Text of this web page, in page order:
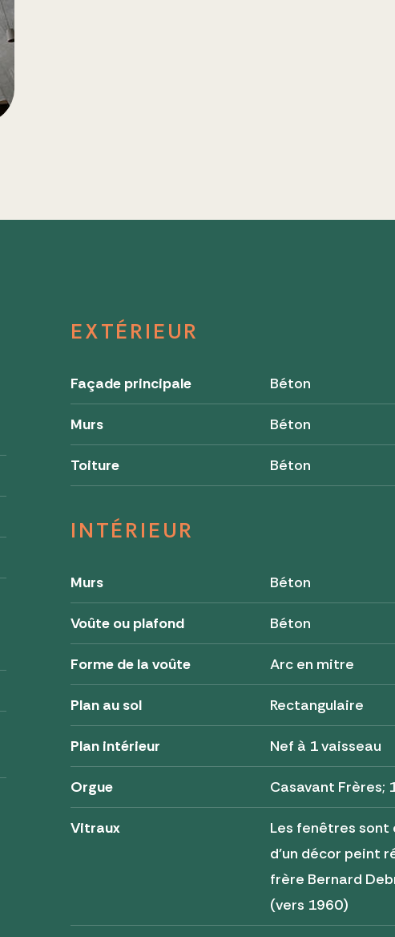
EXTÉRIEUR
Façade principale Béton
Murs Béton
Toiture Béton
INTÉRIEUR
Murs Béton
Voûte ou plafond Béton
Forme de la voûte Arc en mitre
Plan au sol Rectangulaire
Plan intérieur Nef à 1 vaisseau
Orgue Casavant Frères;
Vitraux
Les fenêtres sont
d'un décor peint
frère Bernard
(vers 1960)